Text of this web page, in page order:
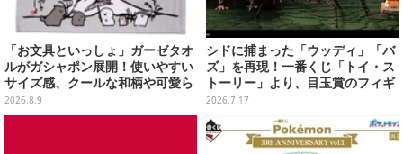
「お文具といっしょ」ガーゼタオ
ルがガシャポン展開！使いやすい
サイズ感、クールな和柄や可愛ら
しいお寿司など全4種
2026.8.9
シドに捕まった「ウッディ」「バ
ズ」を再現！一番くじ「トイ・ス
トーリー」より、目玉賞のフィギ
ュアが先行公開
2026.7.17